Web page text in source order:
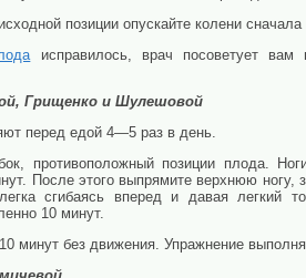
позиции опускайте колени
исправилось, врач посоветует
Грищенко и Шулешовой
перед едой 4—5 раз в день.
противоположный позиции плода.
После этого выпрямите верхнюю
сгибаясь вперед и давая легкий
10 минут.
минут без движения. Упражнение